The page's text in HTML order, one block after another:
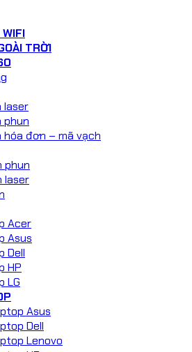
WIFI
TRỜI
laser
phun
hóa đơn – mã vạch
phun
laser
Acer
Asus
Dell
HP
LG
Asus
Dell
Lenovo